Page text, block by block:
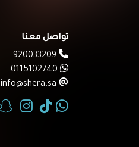
تواصل معنا
920033209
0115102740
info@shera.sa